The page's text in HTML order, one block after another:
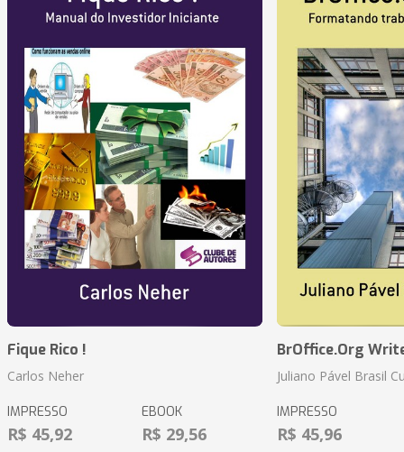
Fique Rico !
Carlos Neher
IMPRESSO
R$ 45,92
EBOOK
R$ 29,56
BrOffice.Org
Juliano Pável Brasil
IMPRESSO
R$ 45,96